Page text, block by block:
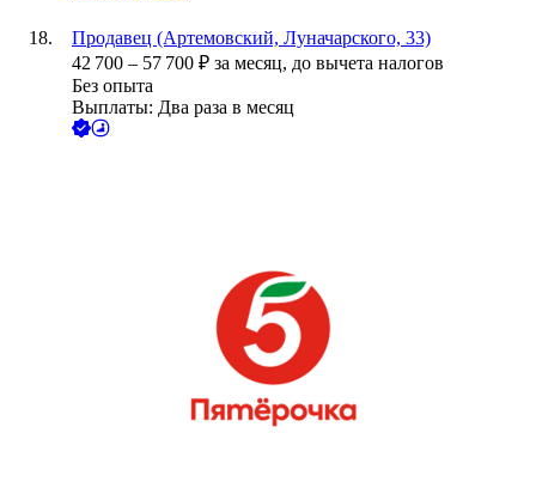
Продавец (Артемовский, Луначарского, 33)
42 700 – 57 700 ₽ за месяц, до вычета налогов
Без опыта
Выплаты: Два раза в месяц